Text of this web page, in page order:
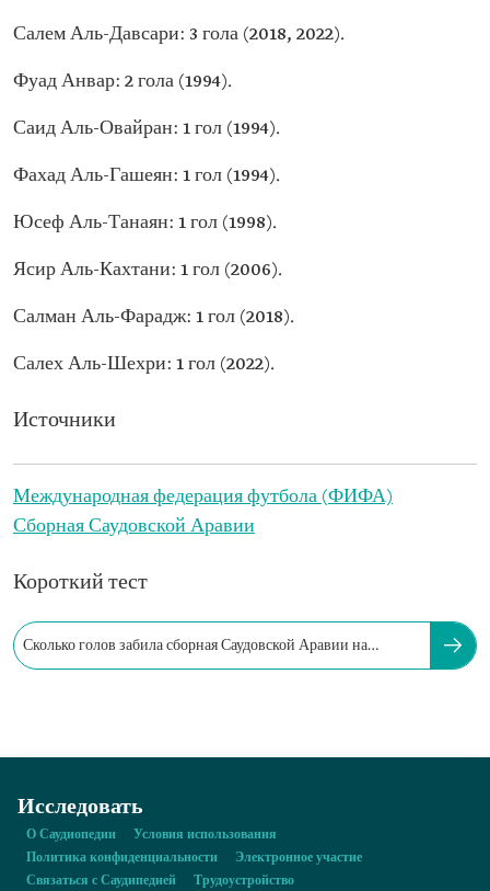
Салем Аль-Давсари: 3 гола (2018, 2022).
Фуад Анвар: 2 гола (1994).
Саид Аль-Овайран: 1 гол (1994).
Фахад Аль-Гашеян: 1 гол (1994).
Юсеф Аль-Танаян: 1 гол (1998).
Ясир Аль-Кахтани: 1 гол (2006).
Салман Аль-Фарадж: 1 гол (2018).
Салех Аль-Шехри: 1 гол (2022).
Источники
Международная федерация футбола (ФИФА)
Сборная Саудовской Аравии
Короткий тест
Сколько голов забила сборная Саудовской Аравии на
Исследовать
О Саудиопедии
Условия использования
Политика конфиденциальности
Электронное участие
Связаться с Саудипедией
Трудоустройство